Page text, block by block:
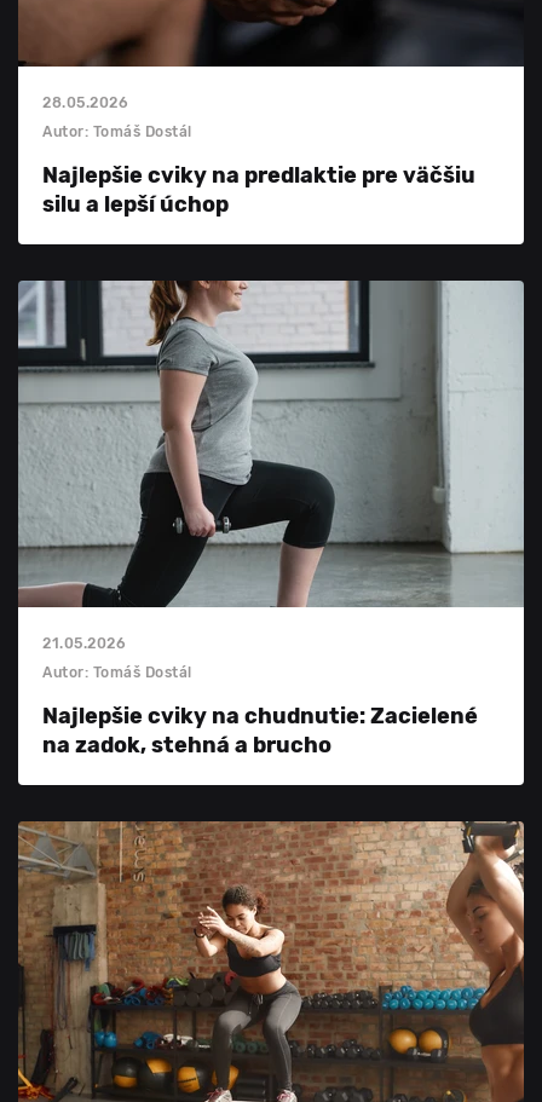
28.05.2026
Autor: Tomáš Dostál
Najlepšie cviky na predlaktie pre väčšiu
silu a lepší úchop
21.05.2026
Autor: Tomáš Dostál
Najlepšie cviky na chudnutie: Zacielené
na zadok, stehná a brucho